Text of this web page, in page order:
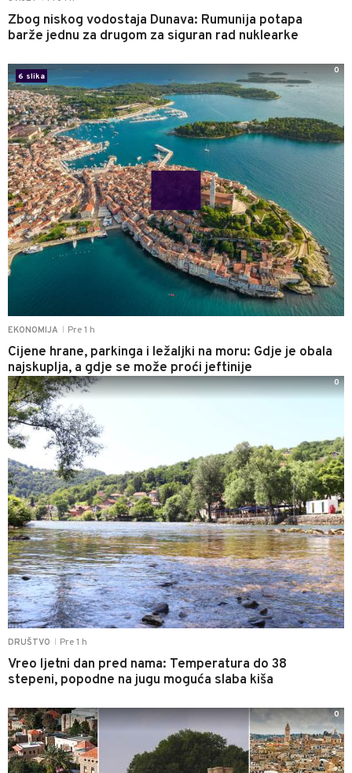
Zbog niskog vodostaja Dunava: Rumunija potapa
barže jednu za drugom za siguran rad nuklearke
EKONOMIJA Pre 1 h
Cijene hrane, parkinga i ležaljki na moru: Gdje je obala
najskuplja, a gdje se može proći jeftinije
6 slika
0
DRUŠTVO Pre 1 h
Vreo ljetni dan pred nama: Temperatura do 38
stepeni, popodne na jugu moguća slaba kiša
0
0